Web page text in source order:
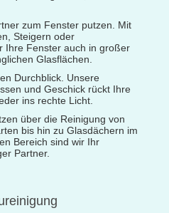
zum Fenster putzen. Mit
Steigern oder
Ihre Fenster auch in großer
Glasflächen.
Durchblick. Unsere
und Geschick rückt Ihre
ins rechte Licht.
über die Reinigung von
bis hin zu Glasdächern im
Bereich sind wir Ihr
Partner.